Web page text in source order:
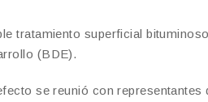
tratamiento superficial
(BDE).
se reunió con